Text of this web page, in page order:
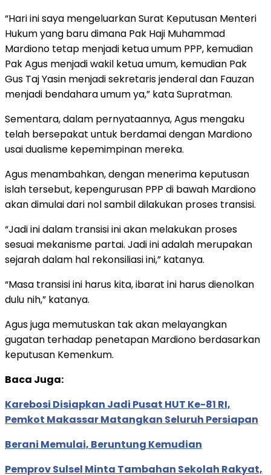
“Hari ini saya mengeluarkan Surat Keputusan Menteri
Hukum yang baru dimana Pak Haji Muhammad
Mardiono tetap menjadi ketua umum PPP, kemudian
Pak Agus menjadi wakil ketua umum, kemudian Pak
Gus Taj Yasin menjadi sekretaris jenderal dan Fauzan
menjadi bendahara umum ya,” kata Supratman.
Sementara, dalam pernyataannya, Agus mengaku
telah bersepakat untuk berdamai dengan Mardiono
usai dualisme kepemimpinan mereka.
Agus menambahkan, dengan menerima keputusan
islah tersebut, kepengurusan PPP di bawah Mardiono
akan dimulai dari nol sambil dilakukan proses transisi.
“Jadi ini dalam transisi ini akan melakukan proses
sesuai mekanisme partai. Jadi ini adalah merupakan
sejarah dalam hal rekonsiliasi ini,” katanya.
“Masa transisi ini harus kita, ibarat ini harus dienolkan
dulu nih,” katanya.
Agus juga memutuskan tak akan melayangkan
gugatan terhadap penetapan Mardiono berdasarkan
keputusan Kemenkum.
Baca Juga:
Karebosi Disiapkan Jadi Pusat HUT Ke-81 RI,
Pemkot Makassar Matangkan Seluruh Persiapan
Berani Memulai, Beruntung Kemudian
Pemprov Sulsel Minta Tambahan Sekolah Rakyat,